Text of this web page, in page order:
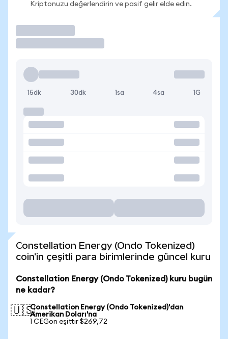
Kriptonuzu değerlendirin ve pasif gelir elde edin.
15dk 30dk 1sa 4sa 1G
Constellation Energy (Ondo Tokenized)
coin'in çeşitli para birimlerinde güncel kuru
Constellation Energy (Ondo Tokenized) kuru bugün
ne kadar?
🇺🇸Constellation Energy (Ondo Tokenized)'dan
Amerikan Doları'na
1 CEGon eşittir $269,72